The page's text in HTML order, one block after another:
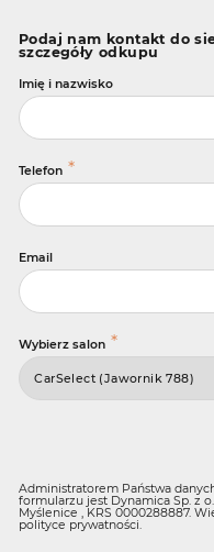
Podaj nam kontakt do
szczegóły odkupu
Imię i nazwisko
Telefon *
Email
Wybierz salon *
Administratorem Państwa
formularzu jest Dynamica Sp. z
Myślenice , KRS 0000288887.
polityce prywatności.